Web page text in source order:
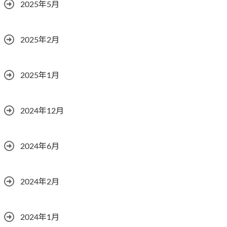
2025年5月
2025年2月
2025年1月
2024年12月
2024年6月
2024年2月
2024年1月